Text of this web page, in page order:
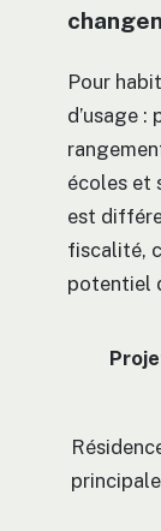
Pour
d’usage :
écoles et
est
fiscalité,
potentiel
principale